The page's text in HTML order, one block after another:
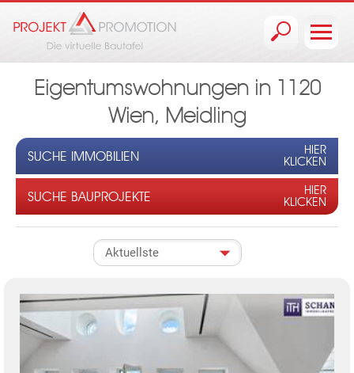
Eigentumswohnungen in 1120
Wien, Meidling
SUCHE IMMOBILIEN
HIER
KLICKEN
SUCHE BAUPROJEKTE
HIER
KLICKEN